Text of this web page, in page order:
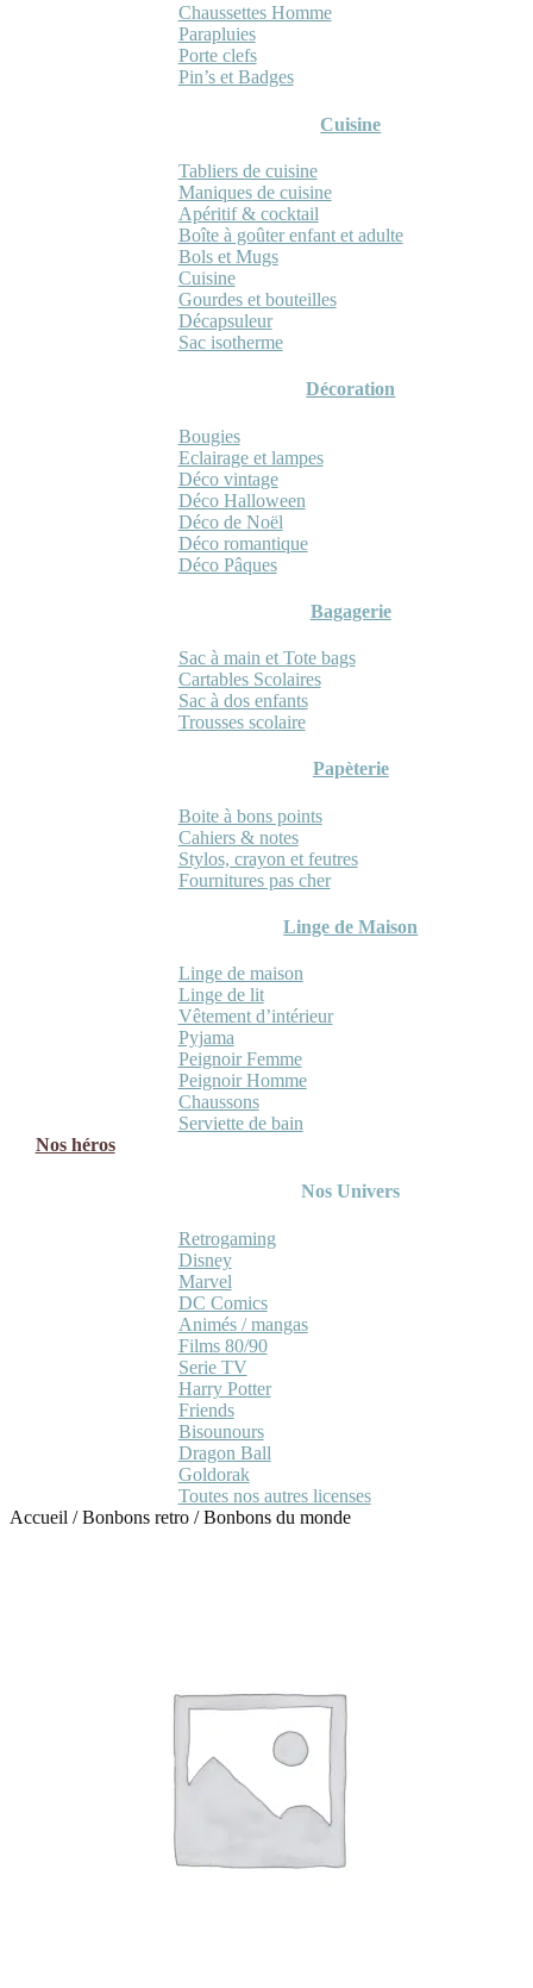
Chaussettes Homme
Parapluies
Porte clefs
Pin’s et Badges
Cuisine
Tabliers de cuisine
Maniques de cuisine
Apéritif & cocktail
Boîte à goûter enfant et adulte
Bols et Mugs
Cuisine
Gourdes et bouteilles
Décapsuleur
Sac isotherme
Décoration
Bougies
Eclairage et lampes
Déco vintage
Déco Halloween
Déco de Noël
Déco romantique
Déco Pâques
Bagagerie
Sac à main et Tote bags
Cartables Scolaires
Sac à dos enfants
Trousses scolaire
Papèterie
Boite à bons points
Cahiers & notes
Stylos, crayon et feutres
Fournitures pas cher
Linge de Maison
Linge de maison
Linge de lit
Vêtement d’intérieur
Pyjama
Peignoir Femme
Peignoir Homme
Chaussons
Serviette de bain
Nos héros
Nos Univers
Retrogaming
Disney
Marvel
DC Comics
Animés / mangas
Films 80/90
Serie TV
Harry Potter
Friends
Bisounours
Dragon Ball
Goldorak
Toutes nos autres licenses
Accueil /Bonbons retro /Bonbons du monde